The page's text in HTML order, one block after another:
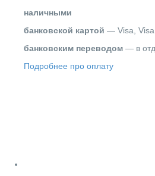
наличными
банковской картой — Visa, Visa
банковским переводом — в
Подробнее про оплату